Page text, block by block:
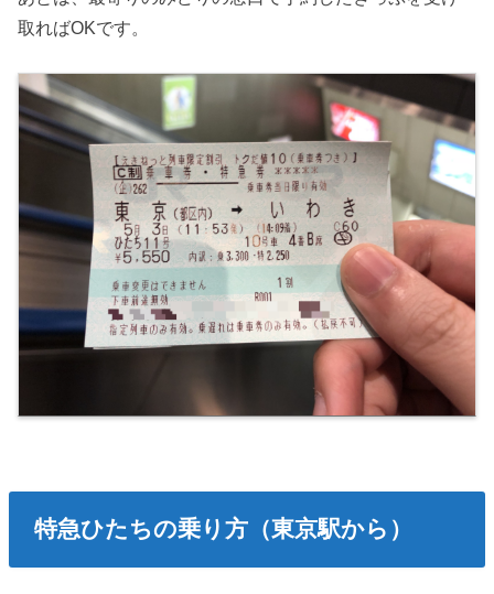
取ればOKです。
特急ひたちの乗り方（東京駅から）